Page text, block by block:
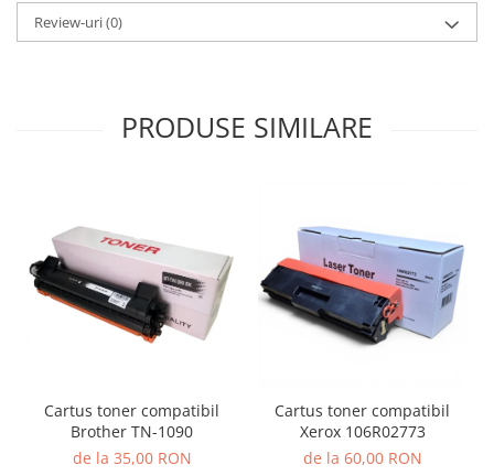
Review-uri(0)
PRODUSE SIMILARE
Cartus toner compatibil
Brother TN-1090
de la 35,00 RON
Cartus toner compatibil
Xerox 106R02773
de la 60,00 RON